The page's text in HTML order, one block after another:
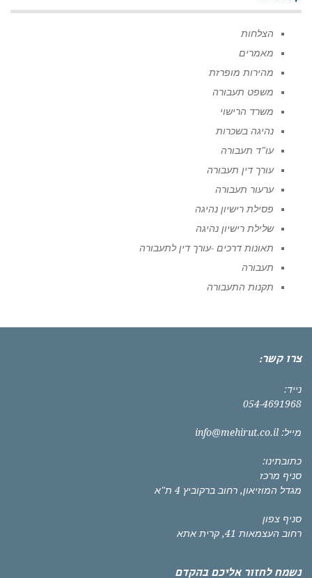
הצלחות
מאמרים
מהירות מופרזת
משפט תעבורה
משרד הרישוי
נהיגה בשכרות
עו"ד תעבורה
עורך דין תעבורה
ערעור תעבורה
פסילת רישיון נהיגה
שלילת רישיון נהיגה
תאונות דרכים -עורך דין לתעבורה
תעבורה
תקנות התעבורה
צרו קשר:
נייד:
054-4691968
מייל: info@mehirut.co.il
כתובתינו:
סניף מרכז
מגדל המוזיאון, רחוב ברקוביץ 4 ת"א
סניף צפון
רחוב העצמאות 41, קרית אתא
נשמח לחזור אליכם בהקדם